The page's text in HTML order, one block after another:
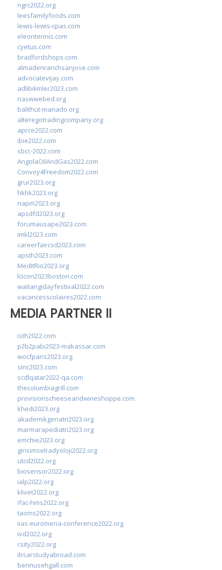
ngrc2022.org
leesfamilyfoods.com
lewis-lewis-cpas.com
eleontennis.com
cyetus.com
bradfordshops.com
almadenranchsanjose.com
advocatevijay.com
adlibilimler2023.com
naswwebed.org
balithut-manado.org
alteregotradingcompany.org
aprce2022.com
ibie2022.com
sbcc-2022.com
AngolaOilAndGas2022.com
Convoy4Freedom2022.com
grur2023.org
hkhk2023.org
napm2023.org
apsdfd2023.org
forumausape2023.com
imkl2023.com
careerfaircsd2023.com
apsth2023.com
MedItRio2023.org
lcicon2023boston.com
waitangidayfestival2022.com
vacancesscolaires2022.com
MEDIA PARTNER II
isth2022.com
p2b2pabi2023-makassar.com
wocfparis2023.org
sinc2023.com
scdlqatar2022-qa.com
thecolumbiagrill.com
provisionscheeseandwineshoppe.com
khedi2023.org
akademikgeriatri2023.org
marmarapediatri2023.org
emchie2023.org
girisimselradyoloji2022.org
utcd2022.org
biosensor2022.org
ialp2022.org
klivet2022.org
ifac-hms2022.org
taoms2022.org
iias-euromena-conference2022.org
ivd2022.org
csity2022.org
ibsarstudyabroad.com
bennusehgall.com